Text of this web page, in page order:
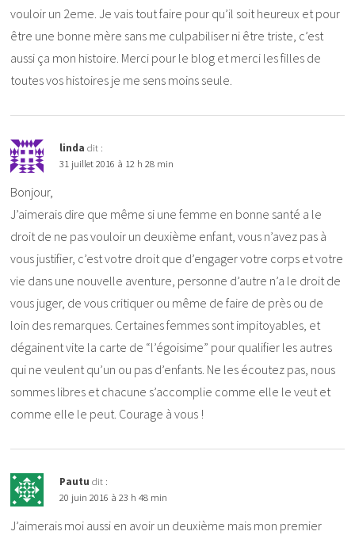
vouloir un 2eme. Je vais tout faire pour qu’il soit heureux et pour
être une bonne mère sans me culpabiliser ni être triste, c’est
aussi ça mon histoire. Merci pour le blog et merci les filles de
toutes vos histoires je me sens moins seule.
linda dit :
31 juillet 2016 à 12 h 28 min
Bonjour,
J’aimerais dire que même si une femme en bonne santé a le
droit de ne pas vouloir un deuxième enfant, vous n’avez pas à
vous justifier, c’est votre droit que d’engager votre corps et votre
vie dans une nouvelle aventure, personne d’autre n’a le droit de
vous juger, de vous critiquer ou même de faire de près ou de
loin des remarques. Certaines femmes sont impitoyables, et
dégainent vite la carte de “l’égoisime” pour qualifier les autres
qui ne veulent qu’un ou pas d’enfants. Ne les écoutez pas, nous
sommes libres et chacune s’accomplie comme elle le veut et
comme elle le peut. Courage à vous !
Pautu dit :
20 juin 2016 à 23 h 48 min
J’aimerais moi aussi en avoir un deuxième mais mon premier